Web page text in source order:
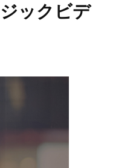
ックビデ